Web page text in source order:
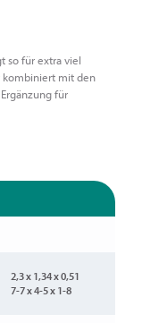
so für extra viel
kombiniert mit den
für
2,3 x 1,34 x 0,51
7-7 x 4-5 x 1-8